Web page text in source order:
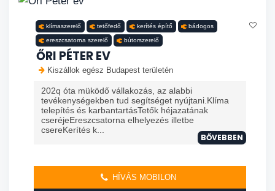
klímaszerelő tetőfedő kerítés építő bádogos
ereszcsatorna szerelő bútorszerelő
ŐRI PÉTER EV
Kiszállok egész Budapest területén
202q óta müködő vállakozás, az alabbi
tevékenységekben tud segítséget nyújtani.Klíma
telepítés és karbantartásTetők héjazatának
cseréjeEreszcsatorna elhelyezés illetbe
csereKerítés k...
BŐVEBBEN
HÍVÁS MOBILON